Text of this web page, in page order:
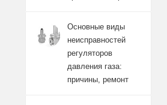
Основные виды
неисправностей
регуляторов
давления газа:
причины, ремонт